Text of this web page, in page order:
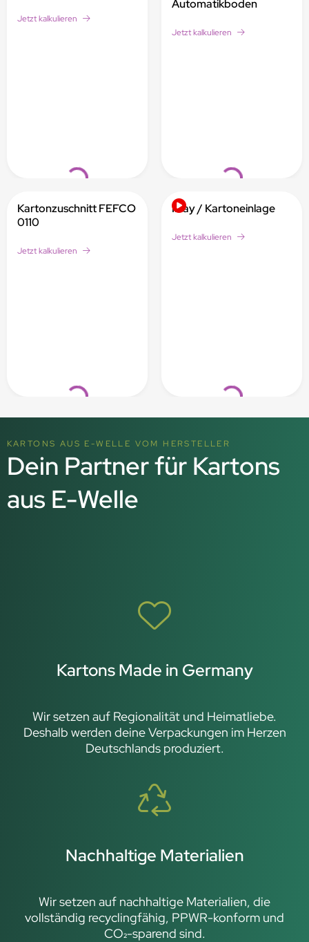
Loading...
Jetzt kalkulieren
Loading...
Automatikboden
Jetzt kalkulieren
Loading...
Kartonzuschnitt FEFCO
0110
Jetzt kalkulieren
Loading...
Inlay / Kartoneinlage
Jetzt kalkulieren
KARTONS AUS E-WELLE VOM HERSTELLER
Dein Partner für Kartons
aus E-Welle
Kartons Made in Germany
Wir setzen auf Regionalität und Heimatliebe.
Deshalb werden deine Verpackungen im Herzen
Deutschlands produziert.
Nachhaltige Materialien
Wir setzen auf nachhaltige Materialien, die
vollständig recyclingfähig, PPWR-konform und
CO₂-sparend sind.